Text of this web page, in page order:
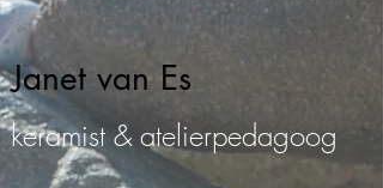
Janet van Es
keramist & atelierpedagoog